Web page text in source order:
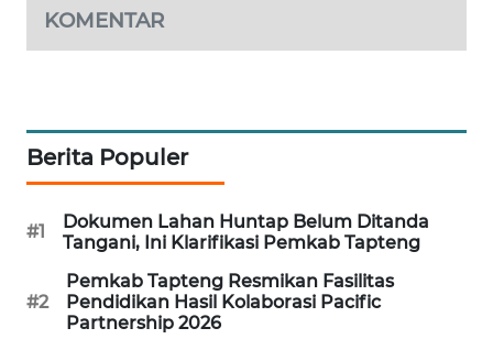
KOMENTAR
Berita Populer
#1
Dokumen Lahan Huntap Belum Ditanda
Tangani, Ini Klarifikasi Pemkab Tapteng
#2
Pemkab Tapteng Resmikan Fasilitas
Pendidikan Hasil Kolaborasi Pacific
Partnership 2026
ALPERKLINAS
TAMBANG
NEWS
SITUNGIR
NEWS
SIDIKALANG